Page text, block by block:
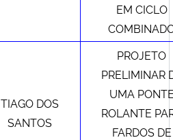
EM CICLO
TIAGO DOS
SANTOS
PROJETO
PRELIMINAR
UMA
ROLANTE
FARDOS DE